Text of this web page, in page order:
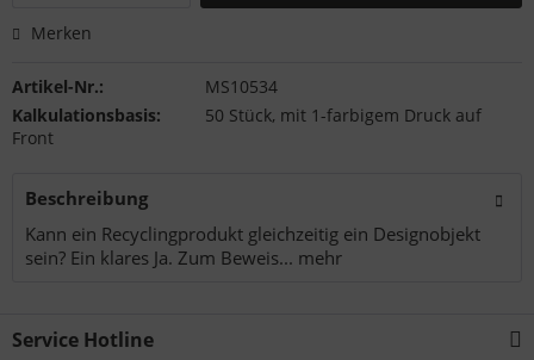
Merken
Artikel-Nr.:
MS10534
Kalkulationsbasis:
50 Stück, mit 1-farbigem Druck auf
Front
Beschreibung
Kann ein Recyclingprodukt gleichzeitig ein Designobjekt
sein? Ein klares Ja. Zum Beweis... mehr
Service Hotline